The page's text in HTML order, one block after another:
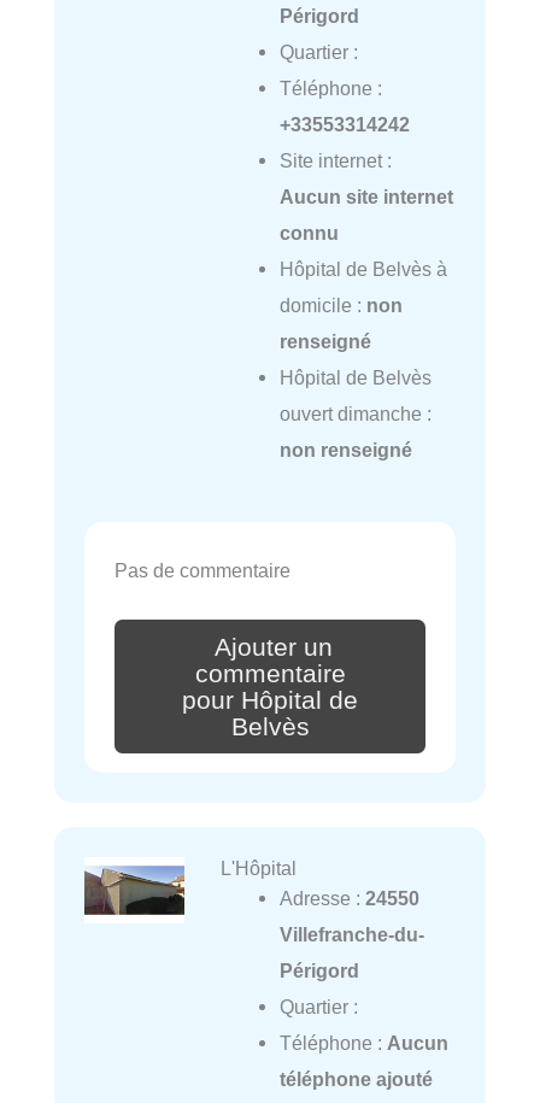
Périgord
Quartier :
Téléphone :
+33553314242
Site internet :
Aucun site internet
connu
Hôpital de Belvès à
domicile : non
renseigné
Hôpital de Belvès
ouvert dimanche :
non renseigné
Pas de commentaire
Ajouter un
commentaire
pour Hôpital de
Belvès
L'Hôpital
Adresse : 24550
Villefranche-du-
Périgord
Quartier :
Téléphone : Aucun
téléphone ajouté